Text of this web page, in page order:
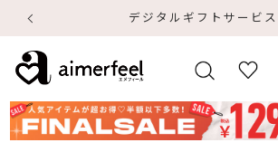
デジタルギフトサービス